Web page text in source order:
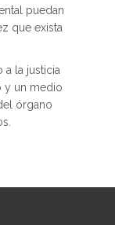
puedan
que exista
a la justicia
y un medio
órgano